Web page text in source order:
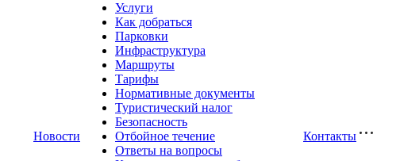
Новости
Услуги
Как добраться
Парковки
Инфраструктура
Маршруты
Тарифы
Нормативные документы
Туристический налог
Безопасность
Отбойное течение
Ответы на вопросы
Контакты